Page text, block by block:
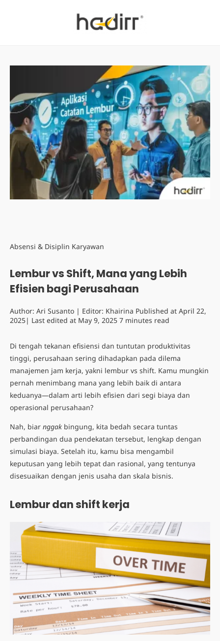
Absensi & Disiplin Karyawan
Lembur vs Shift, Mana yang Lebih
Efisien bagi Perusahaan
Author: Ari Susanto | Editor: Khairina Published at April 22,
2025| Last edited at May 9, 2025 7 minutes read
Di tengah tekanan efisiensi dan tuntutan produktivitas
tinggi, perusahaan sering dihadapkan pada dilema
manajemen jam kerja, yakni lembur vs shift. Kamu mungkin
pernah menimbang mana yang lebih baik di antara
keduanya—dalam arti lebih efisien dari segi biaya dan
operasional perusahaan?
Nah, biar nggak bingung, kita bedah secara tuntas
perbandingan dua pendekatan tersebut, lengkap dengan
simulasi biaya. Setelah itu, kamu bisa mengambil
keputusan yang lebih tepat dan rasional, yang tentunya
disesuaikan dengan jenis usaha dan skala bisnis.
Lembur dan shift kerja